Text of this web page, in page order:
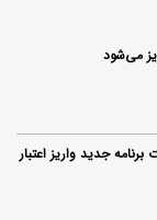
برنامه جدید واریز اعتبار